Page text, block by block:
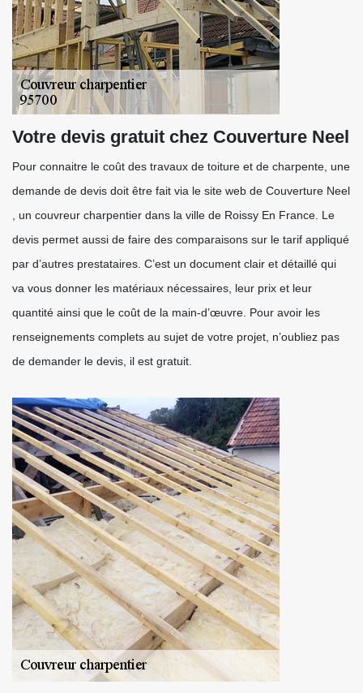
Votre devis gratuit chez Couverture Neel
Pour connaitre le coût des travaux de toiture et de charpente, une
demande de devis doit être fait via le site web de Couverture Neel
, un couvreur charpentier dans la ville de Roissy En France. Le
devis permet aussi de faire des comparaisons sur le tarif appliqué
par d’autres prestataires. C’est un document clair et détaillé qui
va vous donner les matériaux nécessaires, leur prix et leur
quantité ainsi que le coût de la main-d’œuvre. Pour avoir les
renseignements complets au sujet de votre projet, n’oubliez pas
de demander le devis, il est gratuit.